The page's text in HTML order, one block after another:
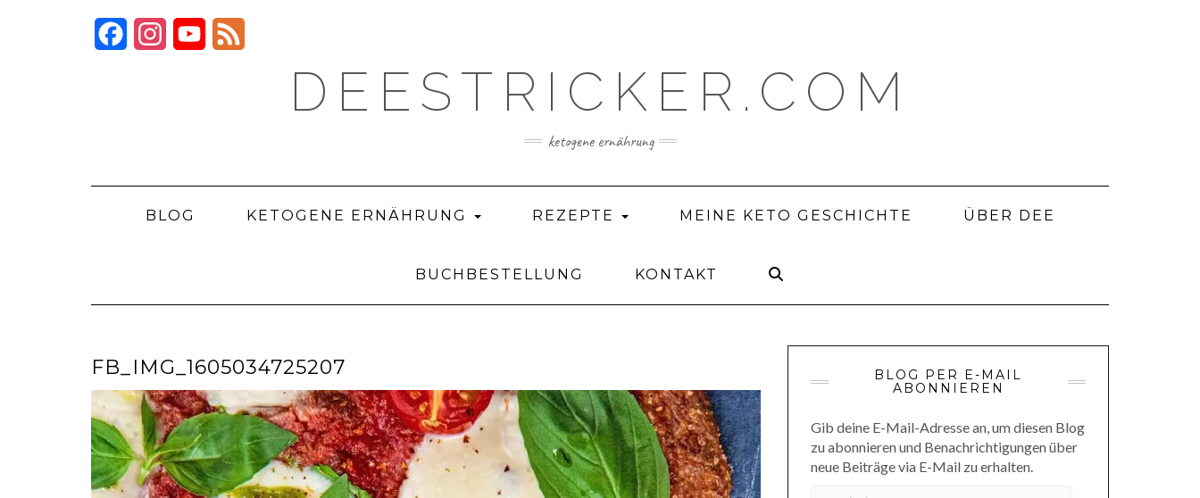
FacebookInstagramYouTube
DEESTRICKER.COM
ketogene ernährung
BLOG KETOGENE ERNÄHRUNG REZEPTE MEINE KETO GESCHICHTE ÜBER DEE
BUCHBESTELLUNG KONTAKT
FB_IMG_1605034725207
BLOG PER E-MAIL
ABONNIEREN
Gib deine E-Mail-Adresse an, um diesen Blog
zu abonnieren und Benachrichtigungen über
neue Beiträge via E-Mail zu erhalten.